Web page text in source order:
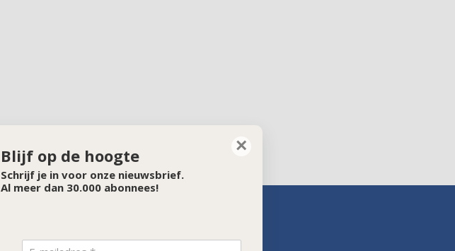
×
Blijf op de hoogte
Schrijf je in voor onze nieuwsbrief.
Al meer dan 30.000 abonnees!